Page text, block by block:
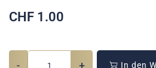
CHF 1.00
- + In den